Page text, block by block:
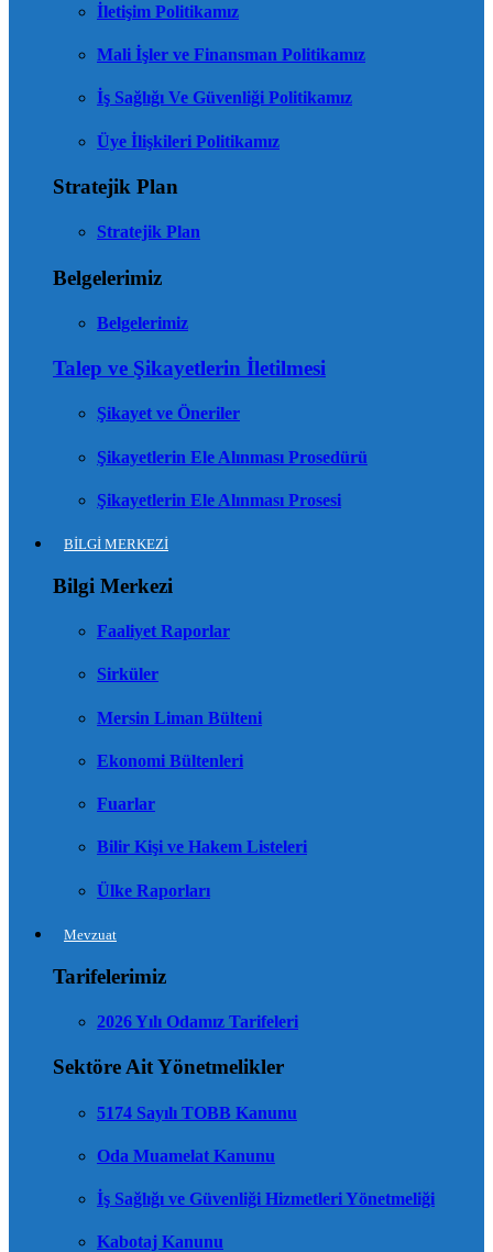
İletişim Politikamız
Mali İşler ve Finansman Politikamız
İş Sağlığı Ve Güvenliği Politikamız
Üye İlişkileri Politikamız
Stratejik Plan
Stratejik Plan
Belgelerimiz
Belgelerimiz
Talep ve Şikayetlerin İletilmesi
Şikayet ve Öneriler
Şikayetlerin Ele Alınması Prosedürü
Şikayetlerin Ele Alınması Prosesi
BİLGİ MERKEZİ
Bilgi Merkezi
Faaliyet Raporlar
Sirküler
Mersin Liman Bülteni
Ekonomi Bültenleri
Fuarlar
Bilir Kişi ve Hakem Listeleri
Ülke Raporları
Mevzuat
Tarifelerimiz
2026 Yılı Odamız Tarifeleri
Sektöre Ait Yönetmelikler
5174 Sayılı TOBB Kanunu
Oda Muamelat Kanunu
İş Sağlığı ve Güvenliği Hizmetleri Yönetmeliği
Kabotaj Kanunu